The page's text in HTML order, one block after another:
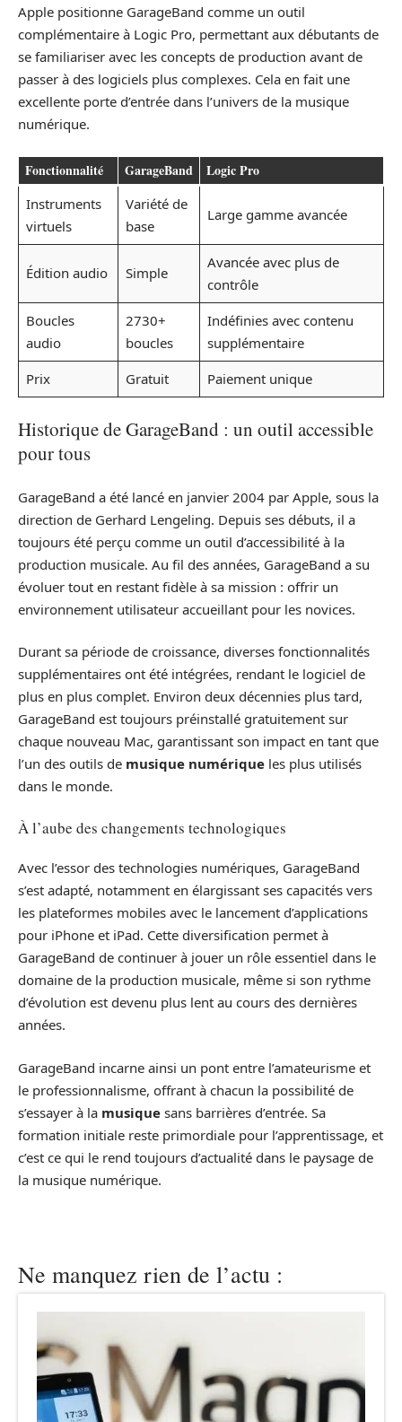
Apple positionne GarageBand comme un outil
complémentaire à Logic Pro, permettant aux débutants de
se familiariser avec les concepts de production avant de
passer à des logiciels plus complexes. Cela en fait une
excellente porte d’entrée dans l’univers de la musique
numérique.
Fonctionnalité GarageBand Logic Pro
Instruments
virtuels
Variété de
base
Large gamme avancée
Édition audio Simple
Avancée avec plus de
contrôle
Boucles
audio
2730+
boucles
Indéfinies avec contenu
supplémentaire
Prix
Gratuit Paiement unique
Historique de GarageBand : un outil accessible
pour tous
GarageBand a été lancé en janvier 2004 par Apple, sous la
direction de Gerhard Lengeling. Depuis ses débuts, il a
toujours été perçu comme un outil d’accessibilité à la
production musicale. Au fil des années, GarageBand a su
évoluer tout en restant fidèle à sa mission : offrir un
environnement utilisateur accueillant pour les novices.
Durant sa période de croissance, diverses fonctionnalités
supplémentaires ont été intégrées, rendant le logiciel de
plus en plus complet. Environ deux décennies plus tard,
GarageBand est toujours préinstallé gratuitement sur
chaque nouveau Mac, garantissant son impact en tant que
l’un des outils de musique numérique les plus utilisés
dans le monde.
À l’aube des changements technologiques
Avec l’essor des technologies numériques, GarageBand
s’est adapté, notamment en élargissant ses capacités vers
les plateformes mobiles avec le lancement d’applications
pour iPhone et iPad. Cette diversification permet à
GarageBand de continuer à jouer un rôle essentiel dans le
domaine de la production musicale, même si son rythme
d’évolution est devenu plus lent au cours des dernières
années.
GarageBand incarne ainsi un pont entre l’amateurisme et
le professionnalisme, offrant à chacun la possibilité de
s’essayer à la musique sans barrières d’entrée. Sa
formation initiale reste primordiale pour l’apprentissage, et
c’est ce qui le rend toujours d’actualité dans le paysage de
la musique numérique.
Ne manquez rien de l’actu :